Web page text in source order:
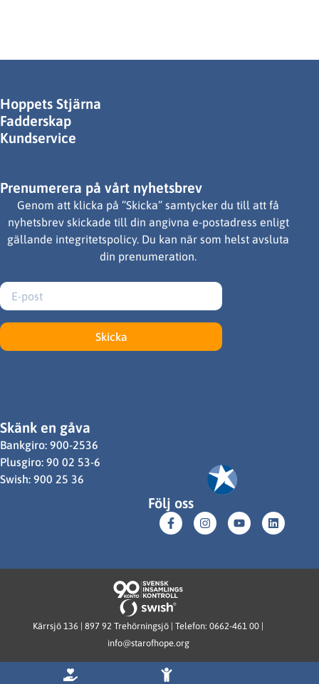
Hoppets Stjärna
Fadderskap
Kundservice
Prenumerera på vårt nyhetsbrev
Genom att klicka på ”Skicka” samtycker du till att få
nyhetsbrev skickade till din angivna e-postadress enligt
gällande integritetspolicy. Du kan när som helst avsluta
din prenumeration.
Skicka
Skänk en gåva
Bankgiro: 900-2536
Plusgiro: 90 02 53-6
Swish: 900 25 36
Följ oss
Kärrsjö 136 | 897 92 Trehörningsjö | Telefon: 0662-461 00 |
info@starofhope.org